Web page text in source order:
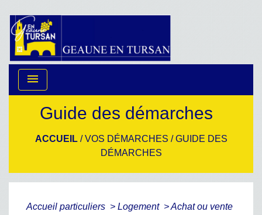
menu
Guide des démarches
ACCUEIL/VOS DÉMARCHES /GUIDE DES
DÉMARCHES
Accueil particuliers > Logement >Achat ou vente